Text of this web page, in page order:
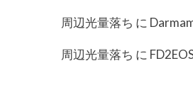
周辺光量落ち に
周辺光量落ち に